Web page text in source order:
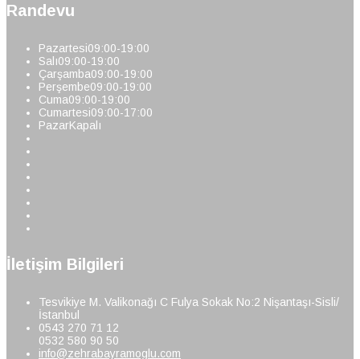
Randevu
Pazartesi09:00-19:00
Salı09:00-19:00
Çarşamba09:00-19:00
Perşembe09:00-19:00
Cuma09:00-19:00
Cumartesi09:00-17:00
PazarKapalı
İletişim Bilgileri
Tesvikiye M. Valikonağı C Fulya Sokak No:2 Nişantaşı-Sisli/
İstanbul
0543 270 71 12
0532 580 90 50
info@zehrabayramoglu.com